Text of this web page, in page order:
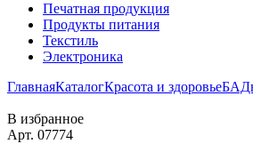
Печатная продукция
Продукты питания
Текстиль
Электроника
ГлавнаяКаталогКрасота и здоровье
В избранное
Арт. 07774